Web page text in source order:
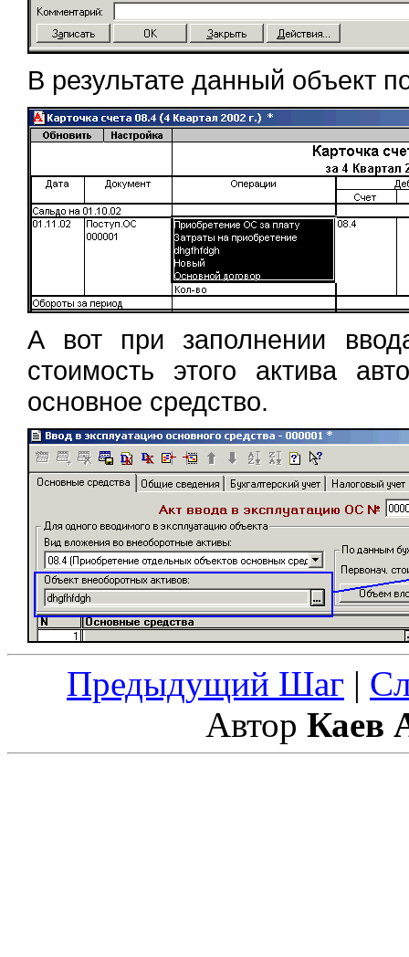
В результате данный объект
А вот при заполнении
стоимость этого актива
основное средство.
Предыдущий Шаг |
Автор Каев